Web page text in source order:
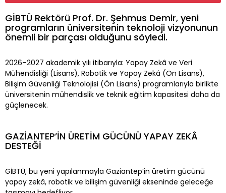
GİBTÜ Rektörü Prof. Dr. Şehmus Demir, yeni
programların üniversitenin teknoloji vizyonunun
önemli bir parçası olduğunu söyledi.
2026–2027 akademik yılı itibarıyla: Yapay Zekâ ve Veri
Mühendisliği (Lisans), Robotik ve Yapay Zekâ (Ön Lisans),
Bilişim Güvenliği Teknolojisi (Ön Lisans) programlarıyla birlikte
üniversitenin mühendislik ve teknik eğitim kapasitesi daha da
güçlenecek.
GAZİANTEP’İN ÜRETİM GÜCÜNÜ YAPAY ZEKÂ
DESTEĞİ
GİBTÜ, bu yeni yapılanmayla Gaziantep’in üretim gücünü
yapay zekâ, robotik ve bilişim güvenliği ekseninde geleceğe